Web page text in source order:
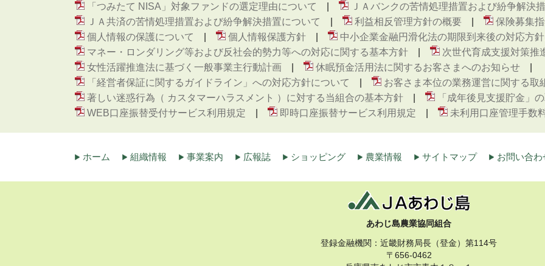
「つみたて NISA」対象ファンドの選定理由について
ＪＡバンクの苦情処理措置および紛争解決
ＪＡ共済の苦情処理措置および紛争解決措置について
利益相反管理方針の概要 保険募集
個人情報の保護について
個人情報保護方針
中小企業金融円滑化法の期限到来後の対応方
マネー・ロンダリング等および反社会的勢力等への対応に関する基本方針
次世代育成支援対策推
女性活躍推進法に基づく一般事業主行動計画
休眠預金活用法に関するお客さまへのお知らせ
「経営者保証に関するガイドライン」への対応方針について
お客さま本位の業務運営に関する取
著しい迷惑行為（ カスタマーハラスメント ）に対する当組合の基本方針
「成年後見支援貯金」
WEB口座振替受付サービス利用規定
即時口座振替サービス利用規定 未利用口座管理手数
ホーム 組織情報 事業案内 広報誌 ショッピング 農業情報 サイトマップ お問い合わ
あわじ島農業協同組合
登録金融機関：近畿財務局長（登金）第114号
〒656-0462